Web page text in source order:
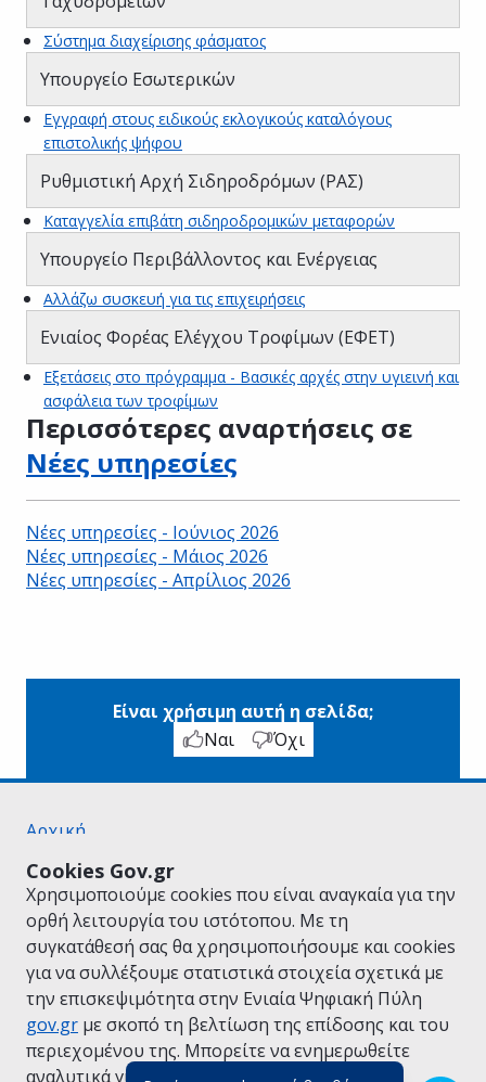
Cookies Gov.gr
Χρησιμοποιούμε cookies που είναι αναγκαία για την
ορθή λειτουργία του ιστότοπου. Με τη
συγκατάθεσή σας θα χρησιμοποιήσουμε και cookies
για να συλλέξουμε στατιστικά στοιχεία σχετικά με
την επισκεψιμότητα στην Ενιαία Ψηφιακή Πύλη
gov.gr με σκοπό τη βελτίωση της επίδοσης και του
περιεχομένου της. Μπορείτε να ενημερωθείτε
αναλυτικά για την Πολιτική Cookies.
Σύστημα διαχείρισης φάσματος
Υπουργείο Εσωτερικών
Εγγραφή στους ειδικούς εκλογικούς καταλόγους
επιστολικής ψήφου
Ρυθμιστική Αρχή Σιδηροδρόμων (ΡΑΣ)
Καταγγελία επιβάτη σιδηροδρομικών μεταφορών
Υπουργείο Περιβάλλοντος και Ενέργειας
Αλλάζω συσκευή για τις επιχειρήσεις
Ενιαίος Φορέας Ελέγχου Τροφίμων (ΕΦΕΤ)
Εξετάσεις στο πρόγραμμα - Βασικές αρχές στην υγιεινή και
ασφάλεια των τροφίμων
Περισσότερες αναρτήσεις σε
Νέες υπηρεσίες
Νέες υπηρεσίες - Ιούνιος 2026
Νέες υπηρεσίες - Μάιος 2026
Νέες υπηρεσίες - Απρίλιος 2026
Είναι χρήσιμη αυτή η σελίδα;
Ναι
Όχι
Αρχική
Όροι Χρήσης
Πολιτική Απορρήτου
Δήλωση προσβασιμότητας
Πολιτική cookies
Προτάσεις για το gov.gr
Υλοποίηση από το Υπουργείο Ψηφιακής
Διακυβέρνησης
Ελληνικά |Αγγλικά